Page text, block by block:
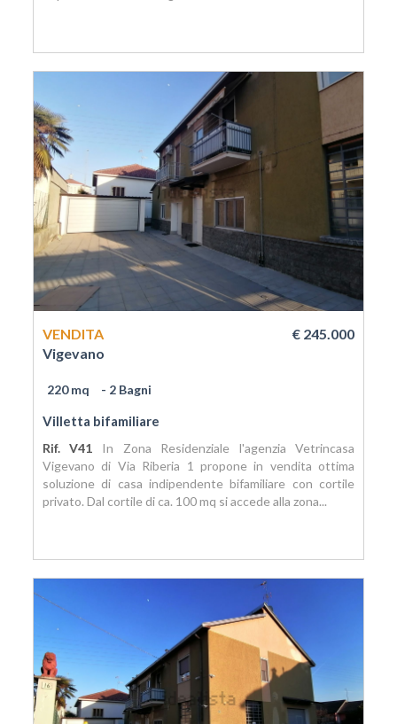
VENDITA
€ 245.000
Vigevano
220 mq - 2 Bagni
Villetta bifamiliare
Rif. V41 In Zona Residenziale l'agenzia Vetrincasa
Vigevano di Via Riberia 1 propone in vendita ottima
soluzione di casa indipendente bifamiliare con cortile
privato. Dal cortile di ca. 100 mq si accede alla zona...